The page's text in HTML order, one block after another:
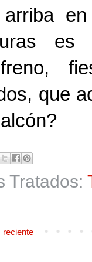
arriba
que
Tratados:
reciente